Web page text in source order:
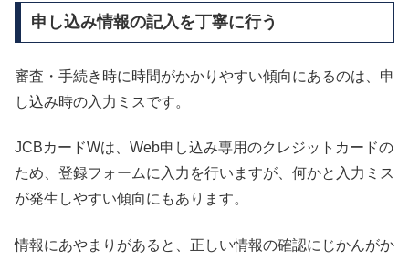
申し込み情報の記入を丁寧に行う
審査・手続き時に時間がかかりやすい傾向にあるのは、申
し込み時の入力ミスです。
JCBカードWは、Web申し込み専用のクレジットカードの
ため、登録フォームに入力を行いますが、何かと入力ミス
が発生しやすい傾向にもあります。
情報にあやまりがあると、正しい情報の確認にじかんがか